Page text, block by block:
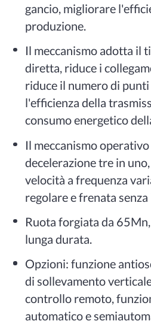
gancio, migliorare
produzione.
Il meccanismo adotta il
diretta, riduce i
riduce il numero di
l'efficienza della
consumo energetico
Il meccanismo
decelerazione tre in
velocità a frequenza
regolare e frenata
Ruota forgiata da
lunga durata.
Opzioni: funzione
di sollevamento
controllo remoto,
automatico e